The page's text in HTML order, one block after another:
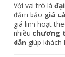
Với vai trò là
đảm bảo giá
giá linh hoạt
nhiều chương
dẫn giúp